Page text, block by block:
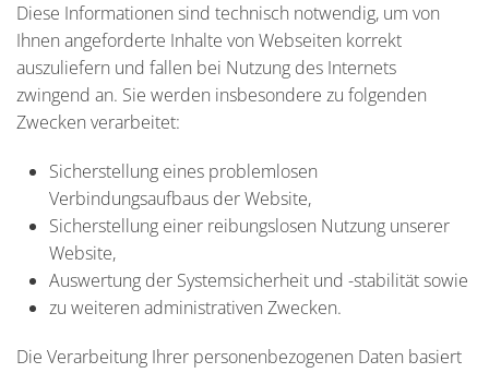
Diese Informationen sind technisch notwendig, um von
Ihnen angeforderte Inhalte von Webseiten korrekt
auszuliefern und fallen bei Nutzung des Internets
zwingend an. Sie werden insbesondere zu folgenden
Zwecken verarbeitet:
Sicherstellung eines problemlosen
Verbindungsaufbaus der Website,
Sicherstellung einer reibungslosen Nutzung unserer
Website,
Auswertung der Systemsicherheit und -stabilität sowie
zu weiteren administrativen Zwecken.
Die Verarbeitung Ihrer personenbezogenen Daten basiert